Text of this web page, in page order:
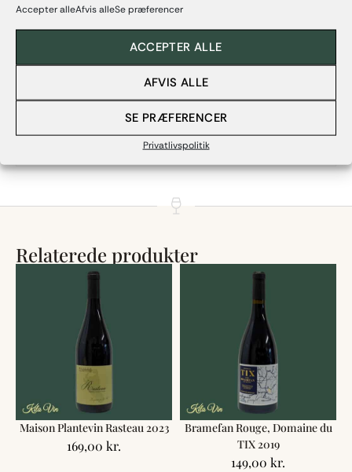
Accepter alleAfvis alleSe præferencer
ACCEPTER ALLE
AFVIS ALLE
SE PRÆFERENCER
Privatlivspolitik
den lave indvirkning fra deres arbejdsteknikker, på miljøet og af
den biodiversitet, der er til stede i hele deres vingård.
Takket være de seneste investeringer i
vinfremstillingsprocessen kan de udtrykke al deres kreativitet
sikrer, at de er på forkant med moderne vindyrkning.
Relaterede produkter
Maison Plantevin Rasteau 2023
169,00 kr.
Bramefan Rouge, Domaine du
TIX 2019
149,00 kr.